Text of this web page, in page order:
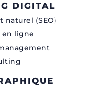
DIGITAL
naturel (SEO)
en ligne